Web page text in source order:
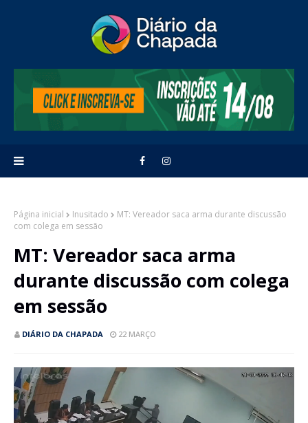
Página inicial Inusitado
MT: Vereador saca arma durante discussão
com colega em sessão
MT: Vereador saca arma
durante discussão com colega
em sessão
DIÁRIO DA CHAPADA 22 MARÇO